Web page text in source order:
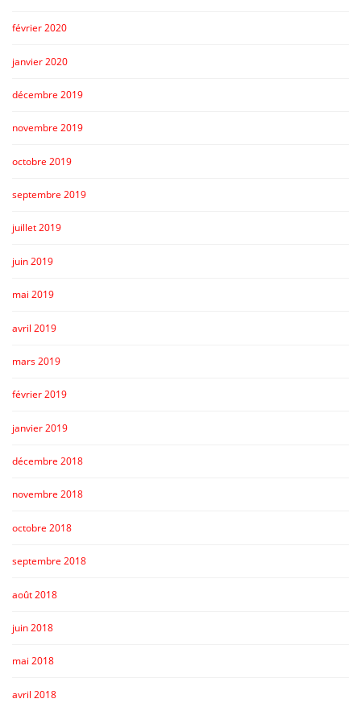
février 2020
janvier 2020
décembre 2019
novembre 2019
octobre 2019
septembre 2019
juillet 2019
juin 2019
mai 2019
avril 2019
mars 2019
février 2019
janvier 2019
décembre 2018
novembre 2018
octobre 2018
septembre 2018
août 2018
juin 2018
mai 2018
avril 2018